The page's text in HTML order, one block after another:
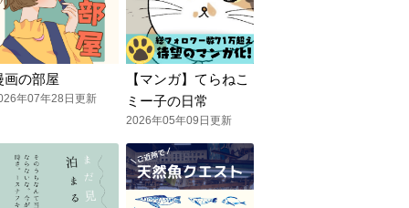
画の部屋
年07年28日更新
【マンガ】てらねこ
ミー子の日常
2026年05年09日更新